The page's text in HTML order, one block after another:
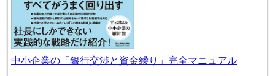
中小企業の「銀行交渉と資金繰り」完全マニュアル